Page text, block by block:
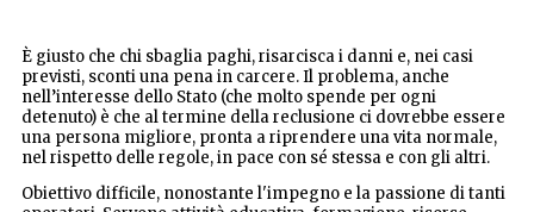
È giusto che chi sbaglia paghi, risarcisca i danni e, nei casi
previsti, sconti una pena in carcere. Il problema, anche
nell’interesse dello Stato (che molto spende per ogni
detenuto) è che al termine della reclusione ci dovrebbe essere
una persona migliore, pronta a riprendere una vita normale,
nel rispetto delle regole, in pace con sé stessa e con gli altri.
Obiettivo difficile, nonostante l'impegno e la passione di tanti